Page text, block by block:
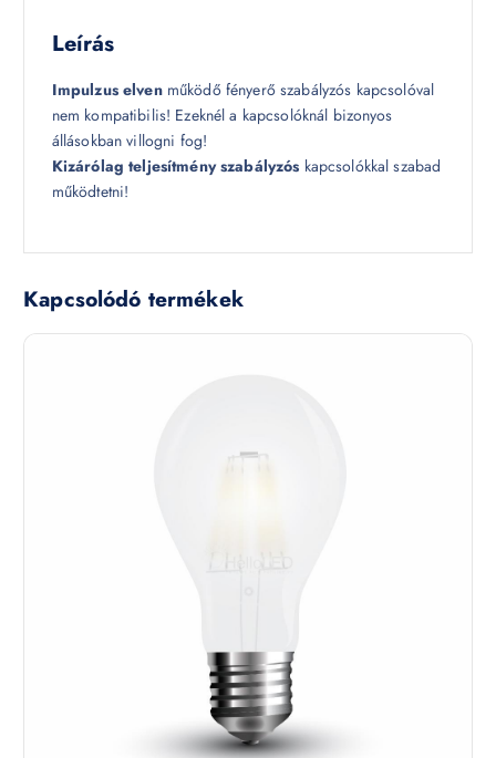
Leírás
Impulzus elvenműködő fényerő szabályzós kapcsolóval
nem kompatibilis! Ezeknél a kapcsolóknál bizonyos
állásokban villogni fog!
Kizárólag teljesítmény szabályzós kapcsolókkal szabad
működtetni!
Kapcsolódó termékek